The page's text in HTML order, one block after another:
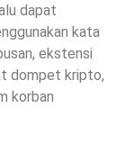
dapat
kata
ekstensi
dompet kripto,
korban